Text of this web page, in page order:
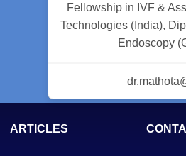
Fellowship in IVF &
Technologies (India),
Endoscopy
ARTICLES